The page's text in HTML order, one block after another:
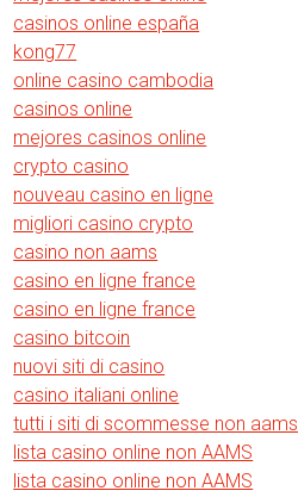
casinos online españa
kong77
online casino cambodia
casinos online
mejores casinos online
crypto casino
nouveau casino en ligne
migliori casino crypto
casino non aams
casino en ligne france
casino en ligne france
casino bitcoin
nuovi siti di casino
casino italiani online
tutti i siti di scommesse non aams
lista casino online non AAMS
lista casino online non AAMS